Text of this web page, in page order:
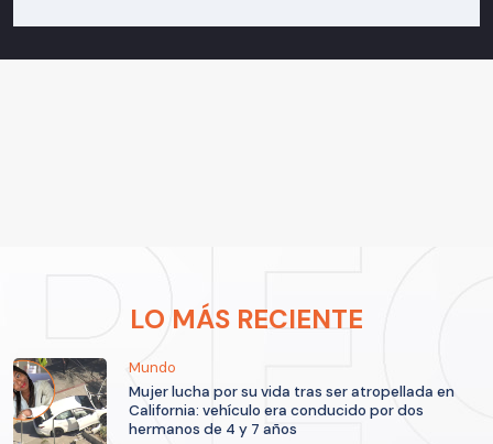
LO MÁS RECIENTE
Mundo
Mujer lucha por su vida tras ser atropellada en
California: vehículo era conducido por dos
hermanos de 4 y 7 años